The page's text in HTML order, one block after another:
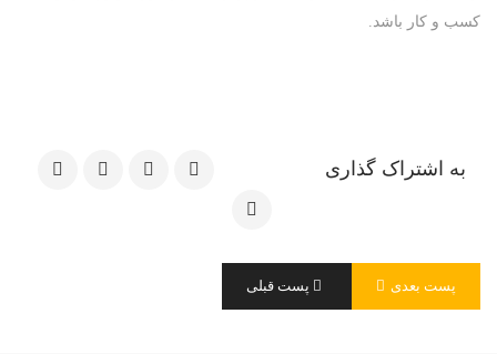
شماره تماس
کسب و کار باشد.
به اشتراک گذاری
پست قبلی پست بعدی